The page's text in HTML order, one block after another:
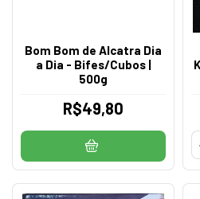
Bom Bom de Alcatra Dia
a Dia - Bifes/Cubos |
500g
R$49,80